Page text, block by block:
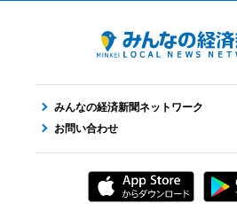
みんなの経済新聞ネットワーク
お問い合わせ